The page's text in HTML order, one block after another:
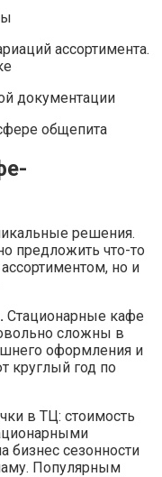
ассортимента.
документации
общепита
решения.
предложить что-то
но и
Стационарные кафе
сложны в
оформления и
круглый год по
в ТЦ: стоимость
бизнес сезонности
Популярным